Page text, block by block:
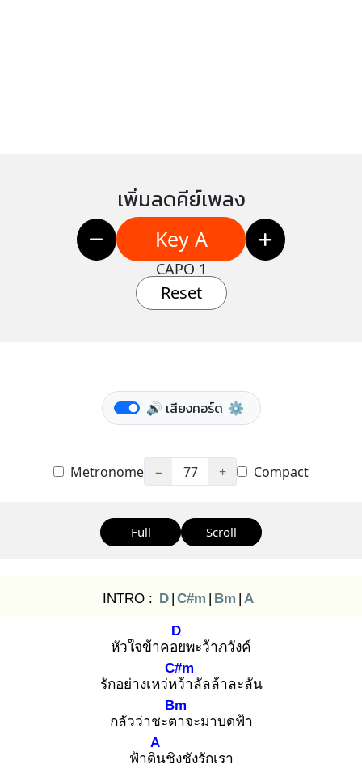
เพิ่มลดคีย์เพลง
Key A
CAPO 1
Reset
🔊 เสียงคอร์ด ⚙️
Metronome − 77 + Compact
Full Scroll
INTRO : D | C#m | Bm | A
หัวใจข้าคอย
D
พะว้าภวังค์
รักอย่างเหว่หว้
C#m
าลัลล้าละลัน
กลัวว่าชะตา
Bm
จะมาบดฟ้า
ฟ้าดิน
A
ชิงชังรักเรา